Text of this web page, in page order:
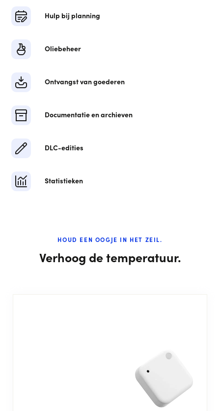
Hulp bij planning
Oliebeheer
Ontvangst van goederen
Documentatie en archieven
DLC-edities
Statistieken
HOUD EEN OOGJE IN HET ZEIL.
Verhoog de temperatuur.